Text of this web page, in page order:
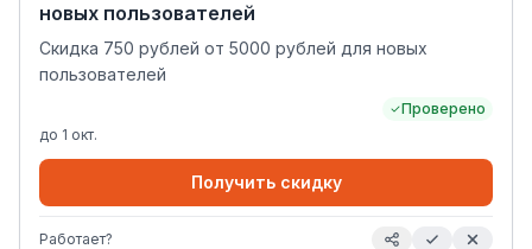
новых пользователей
Скидка 750 рублей от 5000 рублей для новых
пользователей
Проверено
до 1 окт.
Получить скидку
Работает?